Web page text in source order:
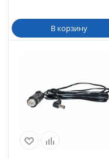
В корзину